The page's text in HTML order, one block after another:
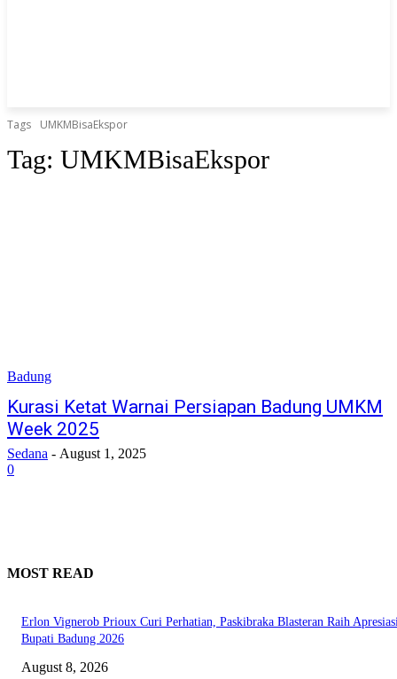
Tags UMKMBisaEkspor
Tag: UMKMBisaEkspor
Badung
Kurasi Ketat Warnai Persiapan Badung UMKM
Week 2025
Sedana - August 1, 2025
0
MOST READ
Erlon Vignerob Prioux Curi Perhatian, Paskibraka Blasteran Raih
Bupati Badung 2026
August 8, 2026